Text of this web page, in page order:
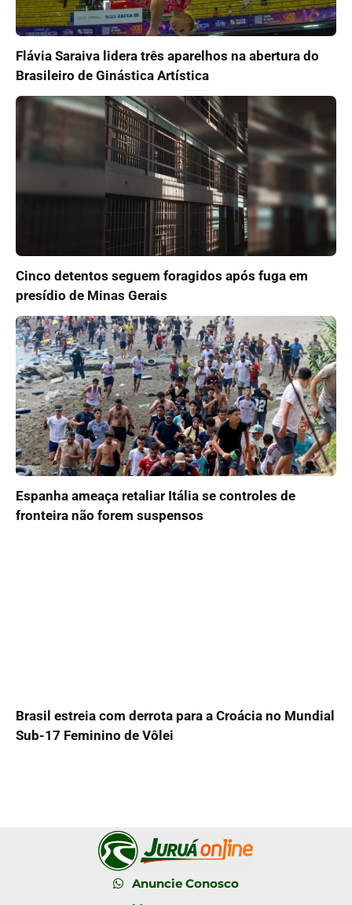
Flávia Saraiva lidera três aparelhos na abertura do
Brasileiro de Ginástica Artística
Cinco detentos seguem foragidos após fuga em
presídio de Minas Gerais
Espanha ameaça retaliar Itália se controles de
fronteira não forem suspensos
Brasil estreia com derrota para a Croácia no Mundial
Sub-17 Feminino de Vôlei
Anuncie Conosco